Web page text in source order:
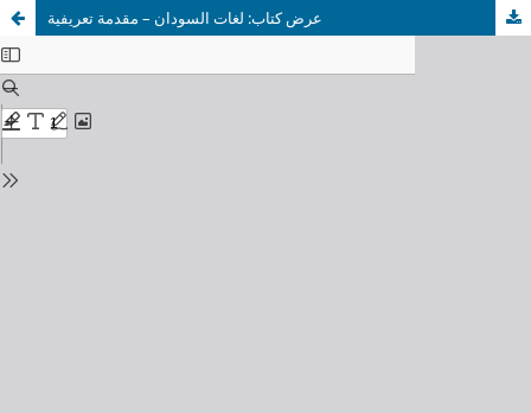
عرض كتاب: لغات السودان – مقدمة تعريفية